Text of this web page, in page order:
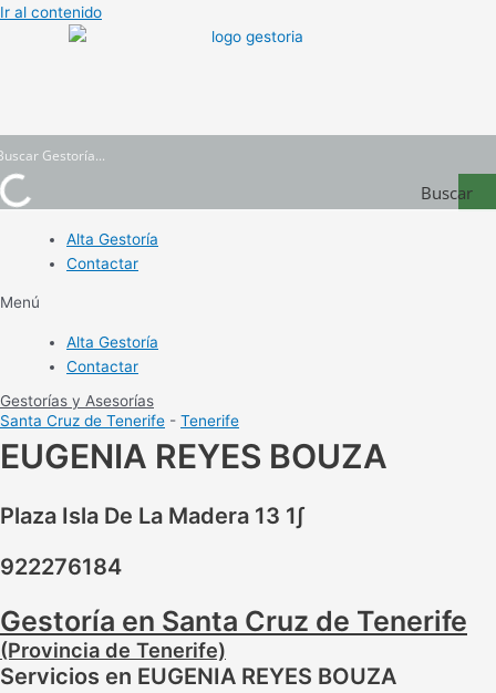
Ir al contenido
Buscar
Alta Gestoría
Contactar
Menú
Alta Gestoría
Contactar
Gestorías y Asesorías
Santa Cruz de Tenerife - Tenerife
EUGENIA REYES BOUZA
Plaza Isla De La Madera 13 1∫
922276184
Gestoría en Santa Cruz de Tenerife
(Provincia de Tenerife)
Servicios en EUGENIA REYES BOUZA